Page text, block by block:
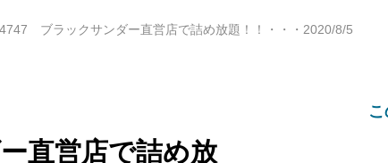
ブラックサンダー直営店で詰め放題！！・・・2020/8/5
直営店で詰め放